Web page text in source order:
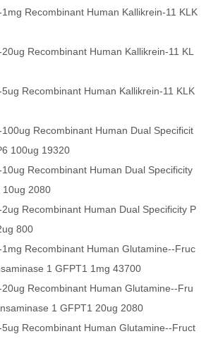
Recombinant Human Kallikrein-11 KLK
Recombinant Human Kallikrein-11 KL
Recombinant Human Kallikrein-11 KLK
Recombinant Human Dual Specificit
100ug 19320
Recombinant Human Dual Specificity
10ug 2080
Recombinant Human Dual Specificity P
800
Recombinant Human Glutamine--Fruc
1 GFPT1 1mg 43700
Recombinant Human Glutamine--Fru
1 GFPT1 20ug 2080
Recombinant Human Glutamine--Fruct